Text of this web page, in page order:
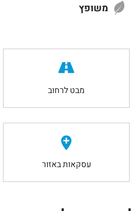
משופץ
מבט לרחוב
עסקאות באזור